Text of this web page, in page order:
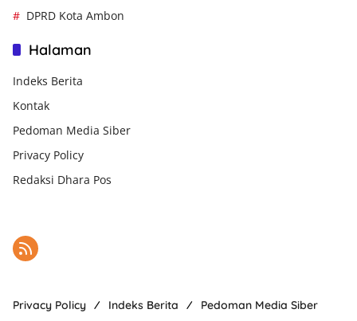
DPRD Kota Ambon
Halaman
Indeks Berita
Kontak
Pedoman Media Siber
Privacy Policy
Redaksi Dhara Pos
Privacy Policy Indeks Berita Pedoman Media Siber